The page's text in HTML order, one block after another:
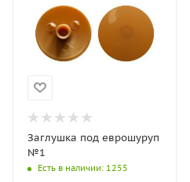
Заглушка под еврошуруп
№1
Есть в наличии: 1255